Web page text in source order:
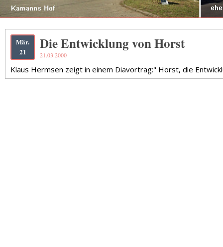
Mär.
21
Die Entwicklung von Horst
21.03.2000
Klaus Hermsen zeigt in einem Diavortrag:" Horst, die